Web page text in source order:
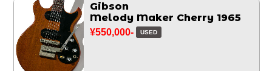
Gibson
Melody Maker Cherry 1965
¥550,000- USED